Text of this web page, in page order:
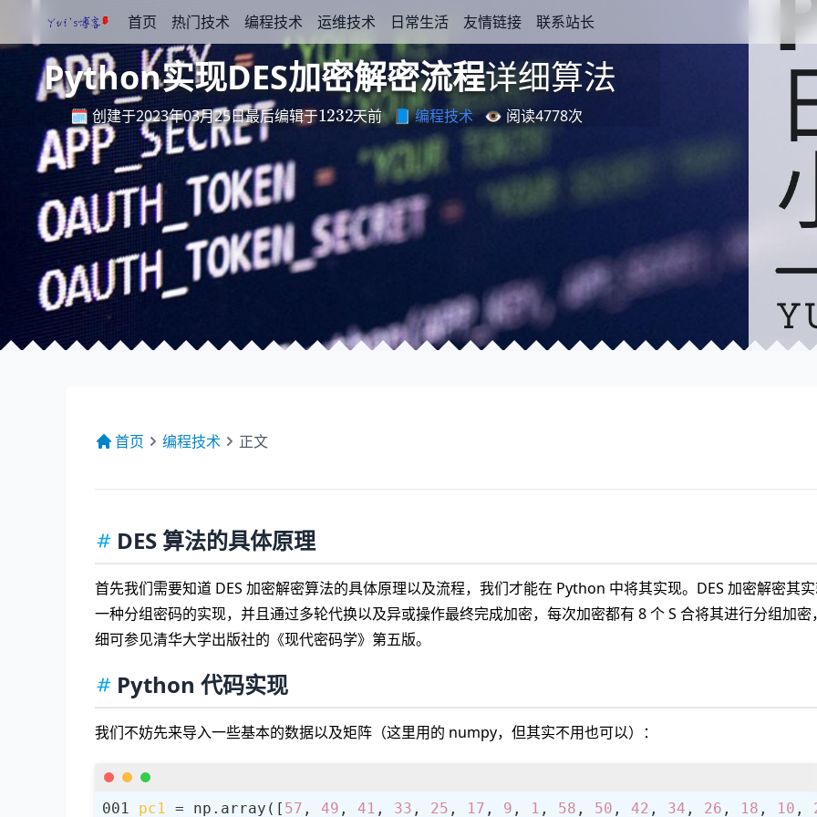
首页 热门技术 编程技术 运维技术 日常生活 友情链接 联系站长
Python实现DES加密解密流程详 细 算 法
详细算
法
🗓️ 创建于2023年03月25日 最 后 编 辑于 天 前
最后编辑于1232
天前
📘编程技术 👁️ 阅读4778次
首页 编程技术 正文
DES 算法的具体原理
首先我们需要知道 DES 加密解密算法的具体原理以及流程，我们才能在 Python 中将其实现。DES 加密解密其
一种分组密码的实现，并且通过多轮代换以及异或操作最终完成加密，每次加密都有 8 个 S 合将其进行分组加密
细可参见清华大学出版社的《现代密码学》第五版。
Python 代码实现
我们不妨先来导入一些基本的数据以及矩阵（这里用的 numpy，但其实不用也可以）：
pc1 = np.array([ 57 , 49 , 41 , 33 , 25 , 17 , 9 , 1 , 58 , 50 , 42 , 34 , 26 , 18 , 10 ,